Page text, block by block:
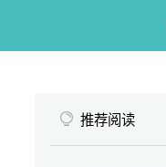
推荐阅读